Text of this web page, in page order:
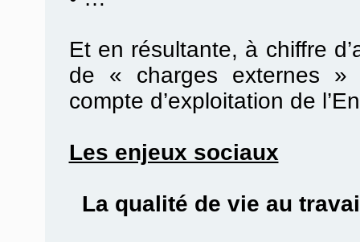
Et en résultante, à chiffre
de « charges externes
compte d’exploitation de
Les enjeux sociaux
La qualité de vie au